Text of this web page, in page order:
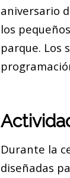
aniversario
los
parque. Los
Durante la
diseñadas